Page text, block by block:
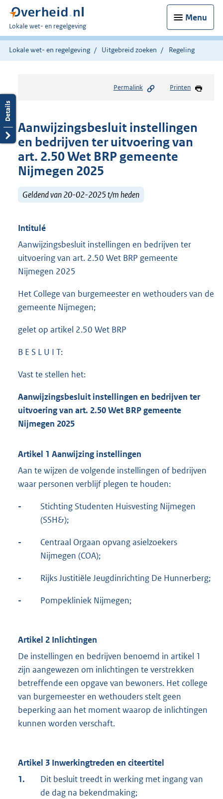
Menu
U
bent
hier:
Lokale wet- en regelgeving
Lokale wet- en regelgeving Uitgebreid zoeken Regeling
Permalink Printen
Aanwijzingsbesluit instellingen
en bedrijven ter uitvoering van
art. 2.50 Wet BRP gemeente
Nijmegen 2025
Geldend van 20-02-2025 t/m heden
Intitulé
Aanwijzingsbesluit instellingen en bedrijven ter
uitvoering van art. 2.50 Wet BRP gemeente
Nijmegen 2025
Het College van burgemeester en wethouders van de
gemeente Nijmegen;
gelet op artikel 2.50 Wet BRP
B E S L U I T:
Vast te stellen het:
Aanwijzingsbesluit instellingen en bedrijven ter
uitvoering van art. 2.50 Wet BRP gemeente
Nijmegen 2025
Artikel 1 Aanwijzing instellingen
Aan te wijzen de volgende instellingen of bedrijven
waar personen verblijf plegen te houden:
-
Stichting Studenten Huisvesting Nijmegen
(SSH&);
-
Centraal Orgaan opvang asielzoekers
Nijmegen (COA);
- Rijks Justitiële Jeugdinrichting De Hunnerberg;
- Pompekliniek Nijmegen;
Artikel 2 Inlichtingen
De instellingen en bedrijven benoemd in artikel 1
zijn aangewezen om inlichtingen te verstrekken
betreffende een opgave van bewoners. Het college
van burgemeester en wethouders stelt geen
beperking aan het moment waarop de inlichtingen
kunnen worden verschaft.
Artikel 3 Inwerkingtreden en citeertitel
1.
Dit besluit treedt in werking met ingang van
de dag na bekendmaking;